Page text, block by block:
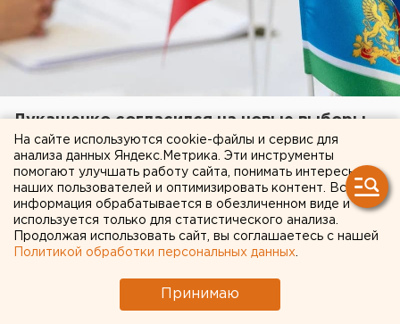
Лукашенко согласился на новые выборы
президента в Белоруссии
17 августа 2020 в 19:23
Сергей Тихановский — блогер, весной этого года он
попытался выдвинуться в кандидаты на пост
Незадолго до окончания приема заявок документы
подала его супруга Светлана. В конце мая
На сайте используются cookie-файлы и сервис для
анализа данных Яндекс.Метрика. Эти инструменты
помогают улучшать работу сайта, понимать интересы
наших пользователей и оптимизировать контент. Вся
информация обрабатывается в обезличенном виде и
используется только для статистического анализа.
Продолжая использовать сайт, вы соглашаетесь с нашей
Политикой обработки персональных данных
Принимаю